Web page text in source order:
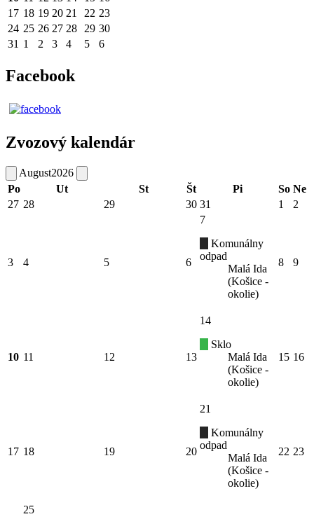
17 18 19 20 21 22 23
24 25 26 27 28 29 30
31 1 2 3 4 5 6
Facebook
Zvozový kalendár
August2026
Po
Ut St Št Pi So Ne
27 28 29 30 31 1 2
3 4 5 6
7
Komunálny
odpad
Malá Ida
(Košice -
okolie)
8 9
10 11 12 13
14
Sklo
Malá Ida
(Košice -
okolie)
15 16
17 18 19 20
21
Komunálny
odpad
Malá Ida
(Košice -
okolie)
22 23
25